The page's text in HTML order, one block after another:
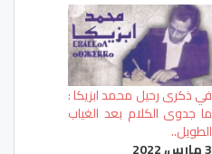
في ذكرى رحيل محمد ابزيكا :
ما جدوى الكلام بعد الغياب
الطويل..